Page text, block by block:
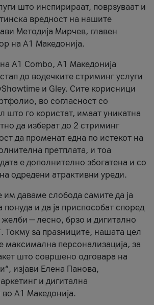
што инспирираат, поврзуваат и
вредност на нашите
Методија Мирчев, главен
на А1 Македонија.
A1 Combo, А1 Македонија
до водечките стриминг услуги
и Gley. Сите корисници
во согласност со
што го користат, имаат уникатна
да изберат до 2 стриминг
да променат една по истекот на
претплата, и тоа
е дополнително збогатена и со
одредени атрактивни уреди.
им даваме слобода самите да ја
понуда и да ја приспособат според
— лесно, брзо и дигитално
Токму за празниците, нашата цел
максимална персонализација, за
што совршено одговара на
изјави Елена Панова,
и дигитална
А1 Македонија.